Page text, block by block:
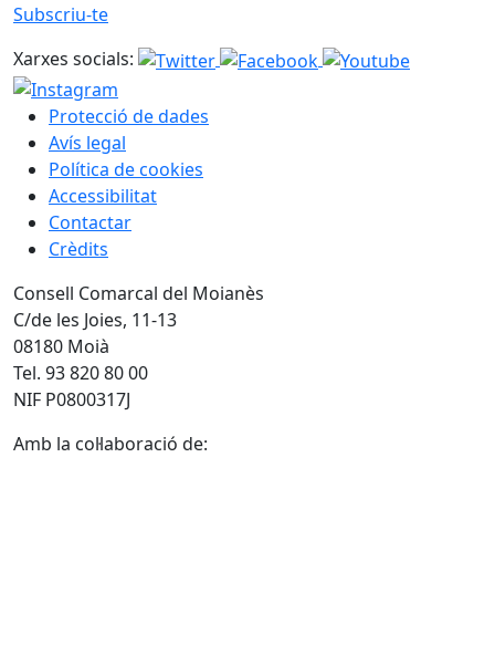
Subscriu-te
Xarxes socials:
Protecció de dades
Avís legal
Política de cookies
Accessibilitat
Contactar
Crèdits
Consell Comarcal del Moianès
C/de les Joies, 11-13
08180 Moià
Tel. 93 820 80 00
NIF P0800317J
Amb la col·laboració de: